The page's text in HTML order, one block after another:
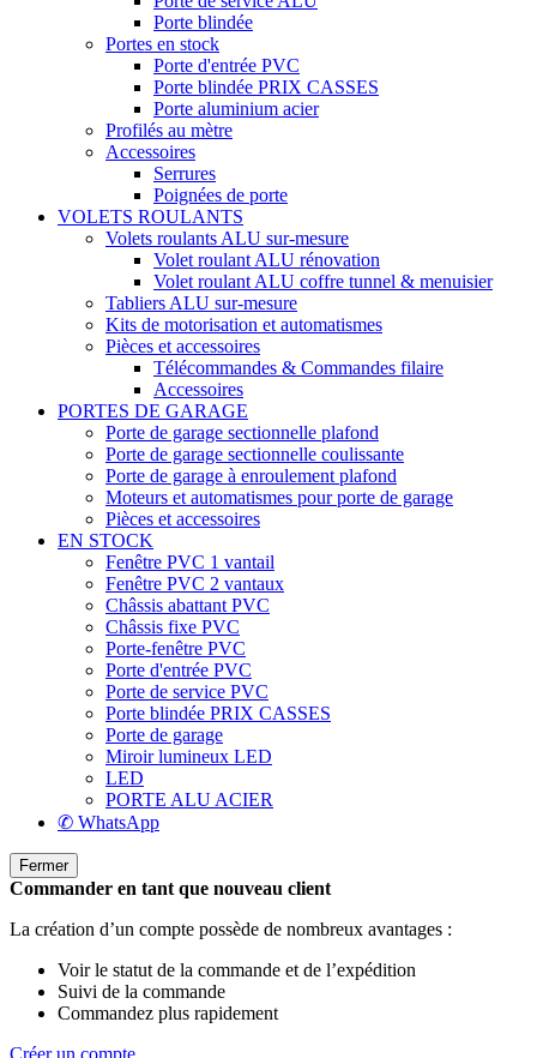
Porte blindée
Portes en stock
Porte d'entrée PVC
Porte blindée PRIX CASSES
Porte aluminium acier
Profilés au mètre
Accessoires
Serrures
Poignées de porte
VOLETS ROULANTS
Volets roulants ALU sur-mesure
Volet roulant ALU rénovation
Volet roulant ALU coffre tunnel & menuisier
Tabliers ALU sur-mesure
Kits de motorisation et automatismes
Pièces et accessoires
Télécommandes & Commandes filaire
Accessoires
PORTES DE GARAGE
Porte de garage sectionnelle plafond
Porte de garage sectionnelle coulissante
Porte de garage à enroulement plafond
Moteurs et automatismes pour porte de garage
Pièces et accessoires
EN STOCK
Fenêtre PVC 1 vantail
Fenêtre PVC 2 vantaux
Châssis abattant PVC
Châssis fixe PVC
Porte-fenêtre PVC
Porte d'entrée PVC
Porte de service PVC
Porte blindée PRIX CASSES
Porte de garage
Miroir lumineux LED
LED
PORTE ALU ACIER
✆ WhatsApp
Fermer
Commander en tant que nouveau client
La création d’un compte possède de nombreux avantages :
Voir le statut de la commande et de l’expédition
Suivi de la commande
Commandez plus rapidement
Créer un compte